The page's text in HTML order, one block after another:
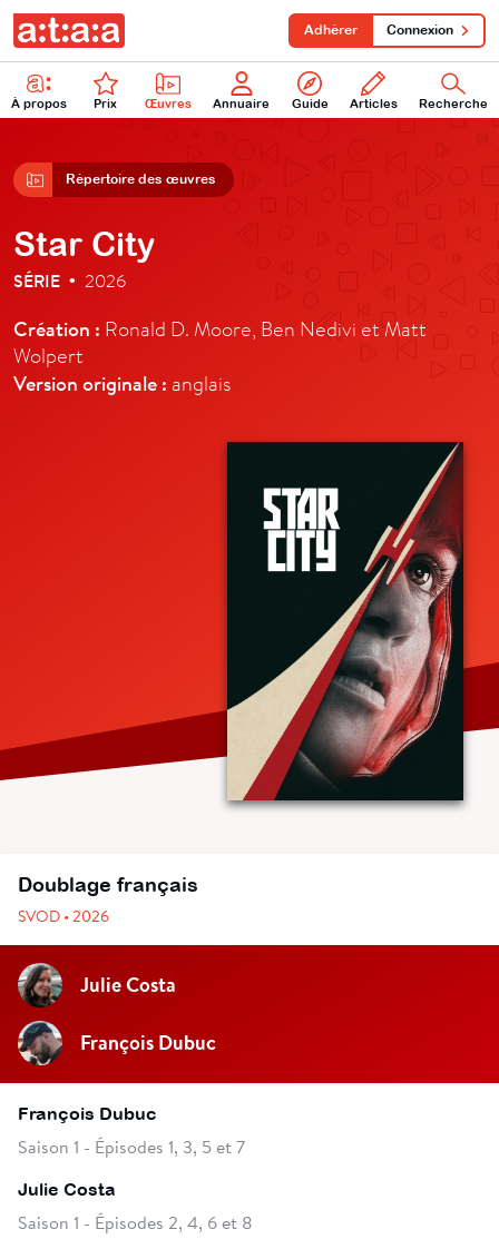
À propos Prix Œuvres Annuaire Guide Articles Recherche
Adhérer Connexion
Répertoire des œuvres
Star City
SÉRIE • 2026
Création : Ronald D. Moore, Ben Nedivi et Matt
Wolpert
Version originale : anglais
Doublage français
SVOD • 2026
Julie Costa
François Dubuc
François Dubuc
Saison 1 - Épisodes 1, 3, 5 et 7
Julie Costa
Saison 1 - Épisodes 2, 4, 6 et 8